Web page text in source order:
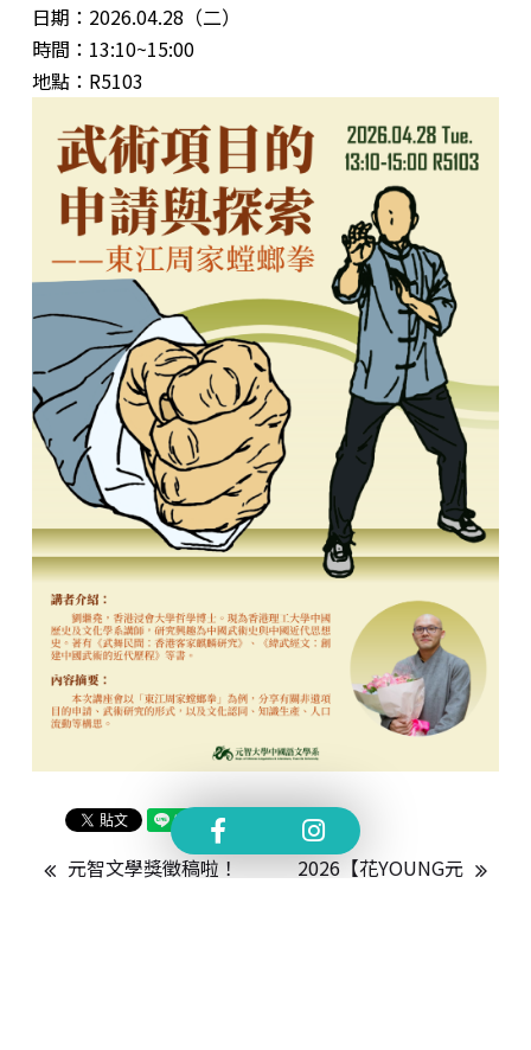
日期：2026.04.28（二）
時間：13:10~15:00
地點：R5103
元智文學獎徵稿啦！
2026【花YOUNG元